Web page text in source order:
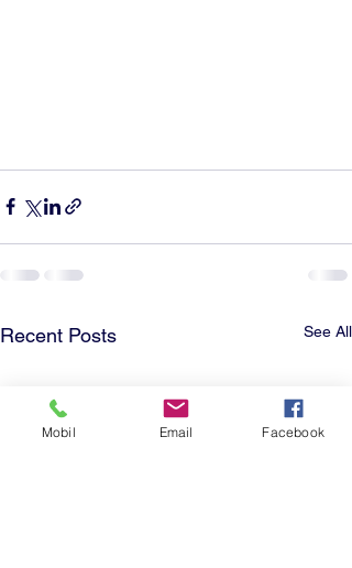
Recent Posts See All
Mobil Email Facebook